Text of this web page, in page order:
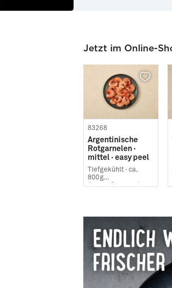
Jetzt im Online-
83268
Argentinische
Rotgarnelen ·
mittel · easy peel
Tiefgekühlt · ca.
800g
(Abtropfgewicht)